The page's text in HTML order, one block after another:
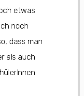
etwas
noch
dass man
als auch